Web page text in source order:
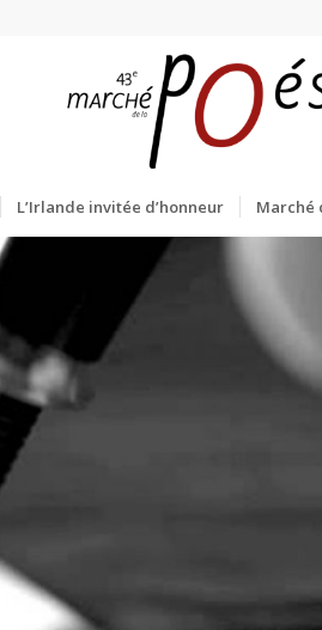
L’Irlande invitée d’honneur Marché